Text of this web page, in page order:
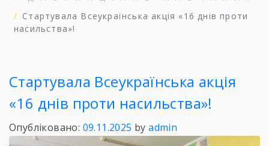
Стартувала Всеукраїнська акція «16 днів проти
насильства»!
Стартувала Всеукраїнська акція
«16 днів проти насильства»!
Опубліковано: 09.11.2025 byadmin